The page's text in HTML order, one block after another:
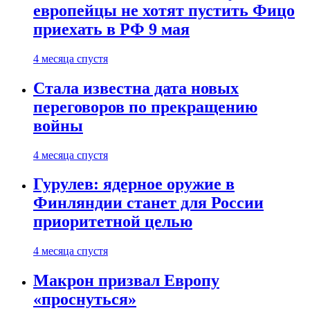
европейцы не хотят пустить Фицо
приехать в РФ 9 мая
4 месяца спустя
Стала известна дата новых
переговоров по прекращению
войны
4 месяца спустя
Гурулев: ядерное оружие в
Финляндии станет для России
приоритетной целью
4 месяца спустя
Макрон призвал Европу
«проснуться»